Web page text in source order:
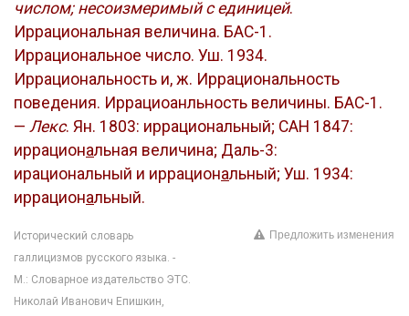
числом; несоизмеримый с единицей.
Иррациональная величина. БАС-1.
Иррациональное число. Уш. 1934.
Иррациональность и, ж. Иррациональность
поведения. Иррациоанльность величины. БАС-1.
— Лекс. Ян. 1803: иррациональный; САН 1847:
иррациональная величина; Даль-3:
ирациональный и иррациональный; Уш. 1934:
иррациональный.
Исторический словарь
галлицизмов русского языка. -
М.: Словарное издательство ЭТС.
Николай Иванович Епишкин,
Предложить изменения